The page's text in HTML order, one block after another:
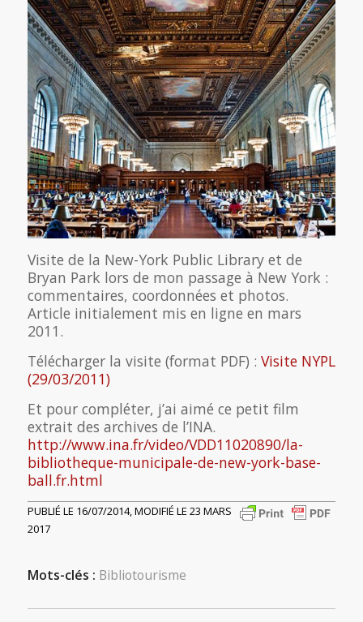
Visite de la New-York Public Library et de
Bryan Park lors de mon passage à New York :
commentaires, coordonnées et photos.
Article initialement mis en ligne en mars
2011.
Télécharger la visite (format PDF) : Visite NYPL
(29/03/2011)
Et pour compléter, j’ai aimé ce petit film
extrait des archives de l’INA.
http://www.ina.fr/video/VDD11020890/la-
bibliotheque-municipale-de-new-york-base-
ball.fr.html
PUBLIÉ LE 16/07/2014, MODIFIÉ LE 23 MARS
2017
Mots-clés : Bibliotourisme